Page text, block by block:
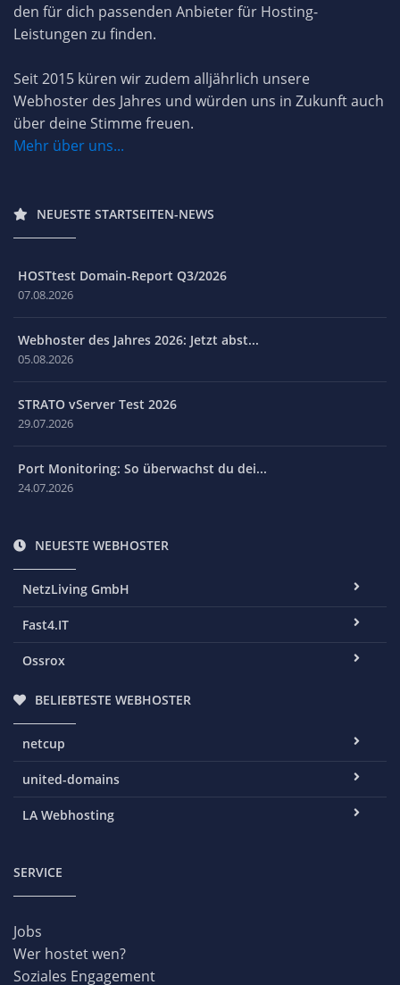
den für dich passenden Anbieter für Hosting-
Leistungen zu finden.
Seit 2015 küren wir zudem alljährlich unsere
Webhoster des Jahres und würden uns in Zukunft auch
über deine Stimme freuen.
Mehr über uns...
NEUESTE STARTSEITEN-NEWS
HOSTtest Domain-Report Q3/2026
07.08.2026
Webhoster des Jahres 2026: Jetzt abst...
05.08.2026
STRATO vServer Test 2026
29.07.2026
Port Monitoring: So überwachst du dei...
24.07.2026
NEUESTE WEBHOSTER
NetzLiving GmbH
Fast4.IT
Ossrox
BELIEBTESTE WEBHOSTER
netcup
united-domains
LA Webhosting
SERVICE
Jobs
Wer hostet wen?
Soziales Engagement